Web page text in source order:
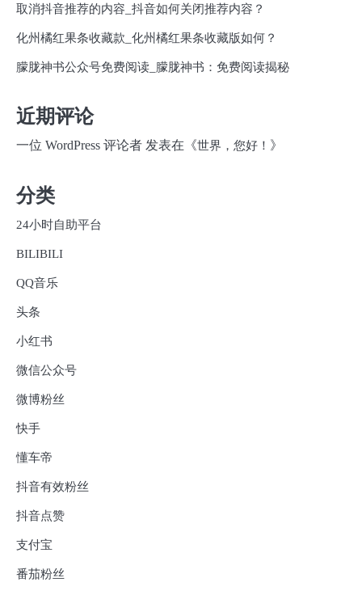
取消抖音推荐的内容_抖音如何关闭推荐内容？
化州橘红果条收藏款_化州橘红果条收藏版如何？
朦胧神书公众号免费阅读_朦胧神书：免费阅读揭秘
近期评论
一位 WordPress 评论者 发表在《世界，您好！ 》
分类
24小时自助平台
BILIBILI
QQ音乐
头条
小红书
微信公众号
微博粉丝
快手
懂车帝
抖音有效粉丝
抖音点赞
支付宝
番茄粉丝